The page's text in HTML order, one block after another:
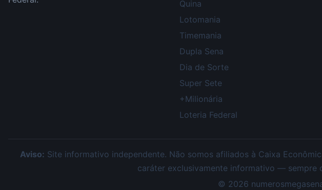
Quina
Lotomania
Timemania
Dupla Sena
Dia de Sorte
Super Sete
+Milionária
Loteria Federal
Aviso: Site informativo independente. Não somos afiliados à Caixa
caráter exclusivamente informativo — sempre
© 2026